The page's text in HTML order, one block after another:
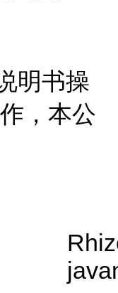
明书操
，本公